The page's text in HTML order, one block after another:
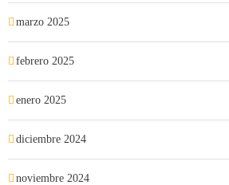
marzo 2025
febrero 2025
enero 2025
diciembre 2024
noviembre 2024